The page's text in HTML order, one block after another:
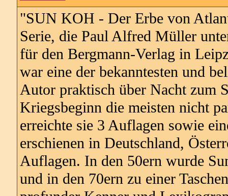
"SUN KOH - Der Erbe von
Serie, die Paul Alfred Müller
für den Bergmann-Verlag in
war eine der bekanntesten und
Autor praktisch über Nacht zum
Kriegsbeginn die meisten nicht
erreichte sie 3 Auflagen sowie
erschienen in Deutschland,
Auflagen. In den 50ern wurde
und in den 70ern zu einer